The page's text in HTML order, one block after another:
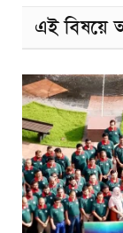
এই বিষয়ে